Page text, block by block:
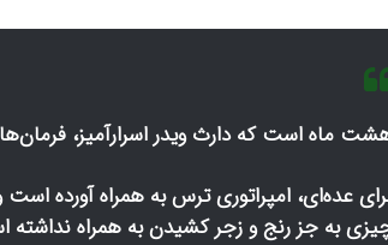
ماه است که دارث ویدر اسرارآمیز،
عده‌ای، امپراتوری ترس به همراه آورده
به جز رنج و زجر کشیدن به همراه